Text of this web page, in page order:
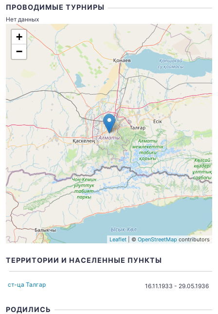
ПРОВОДИМЫЕ ТУРНИРЫ
Нет данных
+
−
Leaflet | © OpenStreetMap contributors
ТЕРРИТОРИИ И НАСЕЛЕННЫЕ ПУНКТЫ
ст-ца Талгар 16.11.1933 - 29.05.1936
РОДИЛИСЬ